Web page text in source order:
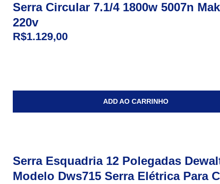
Serra Circular 7.1/4 1800w 5007n
220v
R$1.129,00
ADD AO CARRINHO
Serra Esquadria 12 Polegadas
Modelo Dws715 Serra Elétrica Para